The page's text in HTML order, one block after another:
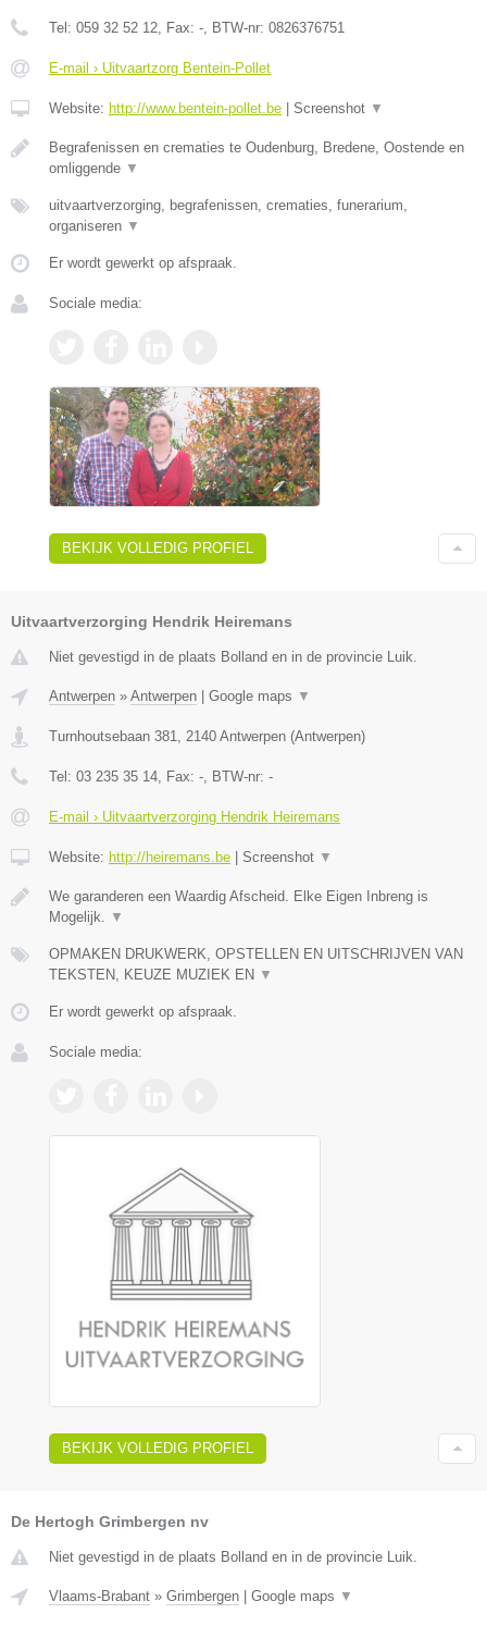
Tel: 059 32 52 12 , Fax: - , BTW-nr: 0826376751
E-mail › Uitvaartzorg Bentein-Pollet
Website: http://www.bentein-pollet.be | Screenshot ▼
Begrafenissen en crematies te Oudenburg, Bredene, Oostende en
omliggende ▼
uitvaartverzorging, begrafenissen, crematies, funerarium,
organiseren ▼
Er wordt gewerkt op afspraak.
Sociale media:
BEKIJK VOLLEDIG PROFIEL
Uitvaartverzorging Hendrik Heiremans
Niet gevestigd in de plaats Bolland en in de provincie Luik.
Antwerpen » Antwerpen Google maps ▼
Turnhoutsebaan 381 2140 Antwerpen (Antwerpen)
Tel: 03 235 35 14 , Fax: - , BTW-nr: -
E-mail › Uitvaartverzorging Hendrik Heiremans
Website: http://heiremans.be Screenshot ▼
We garanderen een Waardig Afscheid. Elke Eigen Inbreng is
Mogelijk.
▼
OPMAKEN DRUKWERK, OPSTELLEN EN UITSCHRIJVEN VAN
TEKSTEN, KEUZE MUZIEK EN ▼
Er wordt gewerkt op afspraak.
Sociale media:
BEKIJK VOLLEDIG PROFIEL
De Hertogh Grimbergen nv
Niet gevestigd in de plaats Bolland en in de provincie Luik.
Vlaams-Brabant » Grimbergen Google maps ▼